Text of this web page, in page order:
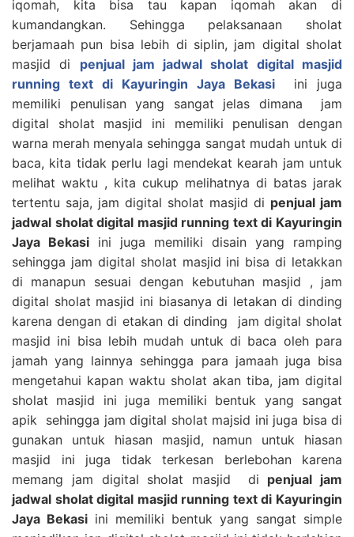
iqomah, kita bisa tau kapan iqomah akan di
kumandangkan. Sehingga pelaksanaan sholat
berjamaah pun bisa lebih di siplin, jam digital sholat
masjid di penjual jam jadwal sholat digital masjid
running text di Kayuringin Jaya Bekasi ini juga
memiliki penulisan yang sangat jelas dimana jam
digital sholat masjid ini memiliki penulisan dengan
warna merah menyala sehingga sangat mudah untuk di
baca, kita tidak perlu lagi mendekat kearah jam untuk
melihat waktu , kita cukup melihatnya di batas jarak
tertentu saja, jam digital sholat masjid di penjual jam
jadwal sholat digital masjid running text di Kayuringin
Jaya Bekasi ini juga memiliki disain yang ramping
sehingga jam digital sholat masjid ini bisa di letakkan
di manapun sesuai dengan kebutuhan masjid , jam
digital sholat masjid ini biasanya di letakan di dinding
karena dengan di etakan di dinding jam digital sholat
masjid ini bisa lebih mudah untuk di baca oleh para
jamah yang lainnya sehingga para jamaah juga bisa
mengetahui kapan waktu sholat akan tiba, jam digital
sholat masjid ini juga memiliki bentuk yang sangat
apik sehingga jam digital sholat majsid ini juga bisa di
gunakan untuk hiasan masjid, namun untuk hiasan
masjid ini juga tidak terkesan berlebohan karena
memang jam digital sholat masjid di penjual jam
jadwal sholat digital masjid running text di Kayuringin
Jaya Bekasi ini memiliki bentuk yang sangat simple